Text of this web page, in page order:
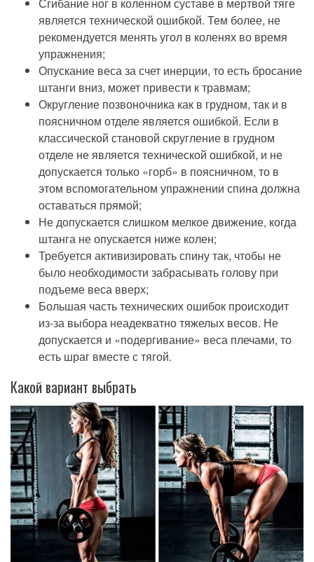
является технической ошибкой. Тем более, не
рекомендуется менять угол в коленях во время
упражнения;
Опускание веса за счет инерции, то есть бросание
штанги вниз, может привести к травмам;
Округление позвоночника как в грудном, так и в
поясничном отделе является ошибкой. Если в
классической становой скругление в грудном
отделе не является технической ошибкой, и не
допускается только «горб» в поясничном, то в
этом вспомогательном упражнении спина должна
оставаться прямой;
Не допускается слишком мелкое движение, когда
штанга не опускается ниже колен;
Требуется активизировать спину так, чтобы не
было необходимости забрасывать голову при
подъеме веса вверх;
Большая часть технических ошибок происходит
из-за выбора неадекватно тяжелых весов. Не
допускается и «подергивание» веса плечами, то
есть шраг вместе с тягой.
Какой вариант выбрать